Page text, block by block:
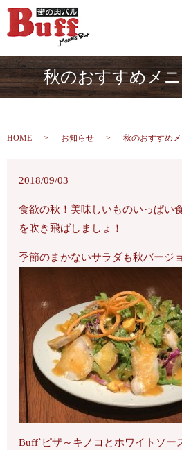
秋のおすすめメ
HOME お知らせ 秋のおすすめメ
2018/09/03
食欲の秋！美味しいものいっぱい
を吹き飛ばしましょ！
季節のまかないサラダも秋バージ
Buff`ピザ～キノコとホワイトソー